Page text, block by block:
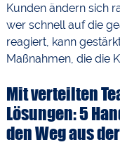
Kunden ändern sich
wer schnell auf die
reagiert, kann
Maßnahmen, die die
Mit verteilten
Lösungen: 5
den Weg aus